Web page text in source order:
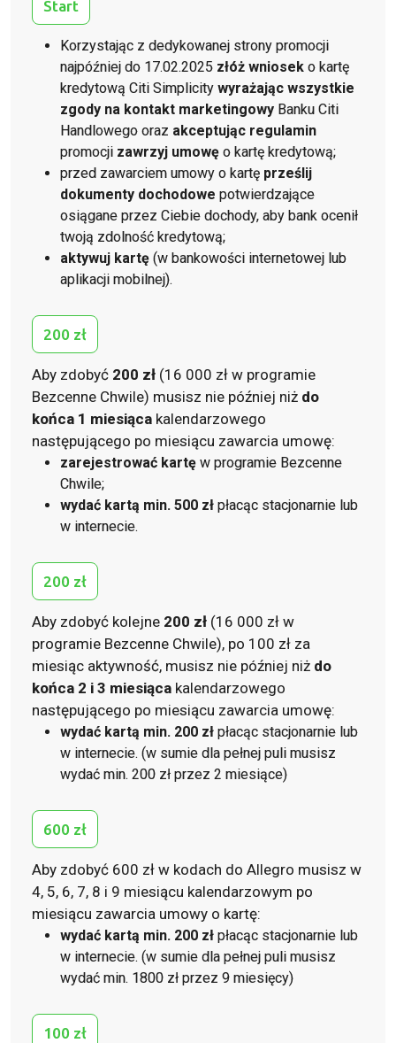
Start
Korzystając z dedykowanej strony promocji
najpóźniej do 17.02.2025 złóż wniosek o kartę
kredytową Citi Simplicity wyrażając wszystkie
zgody na kontakt marketingowy Banku Citi
Handlowego oraz akceptując regulamin
promocji zawrzyj umowę o kartę kredytową;
przed zawarciem umowy o kartę prześlij
dokumenty dochodowe potwierdzające
osiągane przez Ciebie dochody, aby bank ocenił
twoją zdolność kredytową;
aktywuj kartę (w bankowości internetowej lub
aplikacji mobilnej).
200 zł
Aby zdobyć 200 zł (16 000 zł w programie
Bezcenne Chwile) musisz nie później niż do
końca 1 miesiąca kalendarzowego
następującego po miesiącu zawarcia umowę:
zarejestrować kartę w programie Bezcenne
Chwile;
wydać kartą min. 500 zł płacąc stacjonarnie lub
w internecie.
200 zł
Aby zdobyć kolejne 200 zł (16 000 zł w
programie Bezcenne Chwile), po 100 zł za
miesiąc aktywność, musisz nie później niż do
końca 2 i 3 miesiąca kalendarzowego
następującego po miesiącu zawarcia umowę:
wydać kartą min. 200 zł płacąc stacjonarnie lub
w internecie. (w sumie dla pełnej puli musisz
wydać min. 200 zł przez 2 miesiące)
600 zł
Aby zdobyć 600 zł w kodach do Allegro musisz w
4, 5, 6, 7, 8 i 9 miesiącu kalendarzowym po
miesiącu zawarcia umowy o kartę:
wydać kartą min. 200 zł płacąc stacjonarnie lub
w internecie. (w sumie dla pełnej puli musisz
wydać min. 1800 zł przez 9 miesięcy)
100 zł